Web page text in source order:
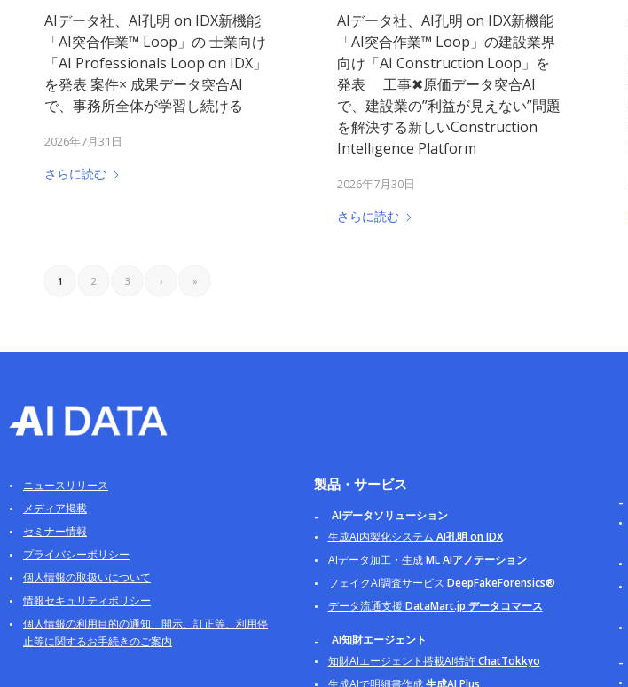
AIデータ社、AI孔明 on IDX新機能
「AI突合作業™ Loop」の 士業向け
「AI Professionals Loop on IDX」
を発表 案件× 成果データ突合AI
で、事務所全体が学習し続ける
2026年7月31日
さらに読む
AIデータ社、AI孔明 on IDX新機能
「AI突合作業™︎ Loop」の建設業界
向け「AI Construction Loop」を
発表 工事✖︎原価データ突合AI
で、建設業の”利益が見えない”問題
を解決する新しいConstruction
Intelligence Platform
2026年7月30日
さらに読む
1 2 3 › »
ニュースリリース
メディア掲載
セミナー情報
プライバシーポリシー
個人情報の取扱いについて
情報セキュリティポリシー
個人情報の利用目的の通知、開示、訂正等、利用停
止等に関するお手続きのご案内
製品・サービス
AIデータソリューション
生成AI内製化システム AI孔明 on IDX
AIデータ加工・生成ML AIアノテーション
フェイクAI調査サービス DeepFakeForensics®
データ流通支援 DataMart.jp データコマース
AI知財エージェント
知財AIエージェント搭載AI特許ChatTokkyo
生成AIで明細書作成生成AI Plus